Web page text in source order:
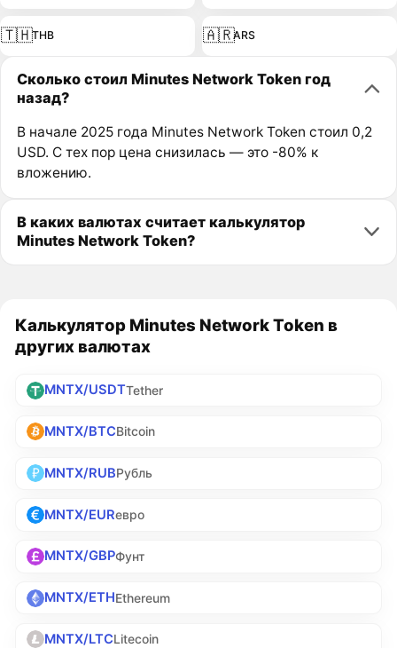
🇹🇭THB 🇦🇷ARS
Сколько стоил Minutes Network Token год
назад?
В начале 2025 года Minutes Network Token стоил 0,2
USD. С тех пор цена снизилась — это -80% к
вложению.
В каких валютах считает калькулятор
Minutes Network Token?
Калькулятор Minutes Network Token в
других валютах
MNTX/USDTTether
MNTX/BTCBitcoin
MNTX/RUBРубль
MNTX/EURевро
MNTX/GBPФунт
MNTX/ETHEthereum
MNTX/LTCLitecoin